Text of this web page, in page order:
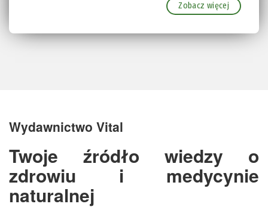
Zobacz więcej
Wydawnictwo Vital
Twoje źródło wiedzy o
zdrowiu i medycynie
naturalnej